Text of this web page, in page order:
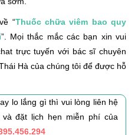
“Thuốc chữa viêm bao quy
”. Mọi thắc mắc các bạn xin vui
trực tuyến với bác sĩ chuyên
Hà của chúng tôi để được hỗ
lo lắng gì thì vui lòng liên hệ
đặt lịch hẹn miễn phí của